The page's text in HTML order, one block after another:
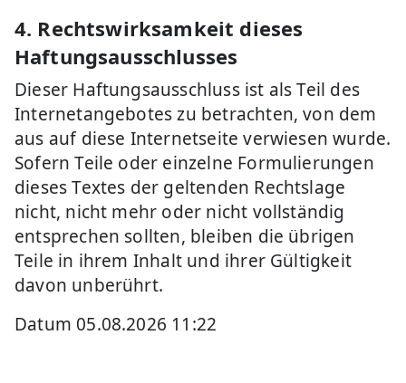
4. Rechtswirksamkeit dieses
Haftungsausschlusses
Dieser Haftungsausschluss ist als Teil des
Internetangebotes zu betrachten, von dem
aus auf diese Internetseite verwiesen wurde.
Sofern Teile oder einzelne Formulierungen
dieses Textes der geltenden Rechtslage
nicht, nicht mehr oder nicht vollständig
entsprechen sollten, bleiben die übrigen
Teile in ihrem Inhalt und ihrer Gültigkeit
davon unberührt.
Datum 05.08.2026 11:22